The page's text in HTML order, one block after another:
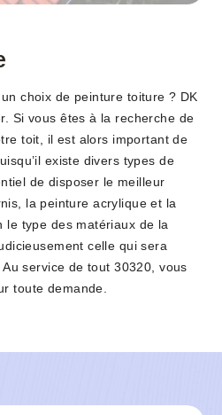
choix de peinture toiture ? DK
Si vous êtes à la recherche de
toit, il est alors important de
existe divers types de
de disposer le meilleur
la peinture acrylique et la
le type des matériaux de la
celle qui sera
service de tout 30320, vous
toute demande.